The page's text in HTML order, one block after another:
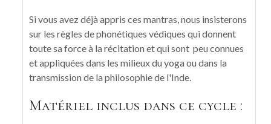
Si vous avez déjà appris ces mantras, nous insisterons
sur les règles de phonétiques védiques qui donnent
toute sa force à la récitation et qui sont peu connues
et appliquées dans les milieux du yoga ou dans la
transmission de la philosophie de l'Inde.
Matériel inclus dans ce cycle :